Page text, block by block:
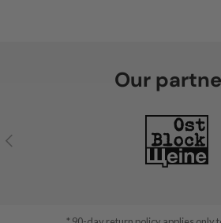
Our
Previous